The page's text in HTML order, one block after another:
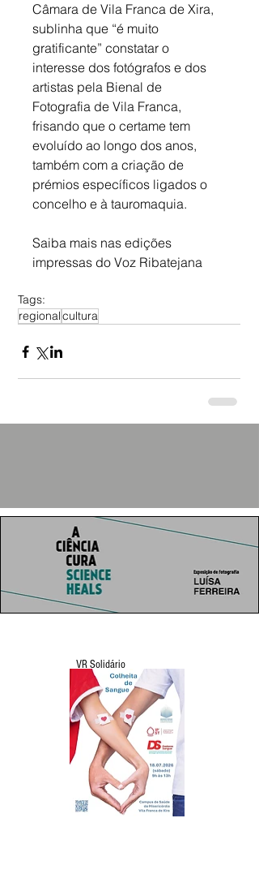
Câmara de Vila Franca de Xira,
sublinha que “é muito
gratificante” constatar o
interesse dos fotógrafos e dos
artistas pela Bienal de
Fotografia de Vila Franca,
frisando que o certame tem
evoluído ao longo dos anos,
também com a criação de
prémios específicos ligados o
concelho e à tauromaquia.
Saiba mais nas edições
impressas do Voz Ribatejana
Tags:
regionalcultura
VR Solidário